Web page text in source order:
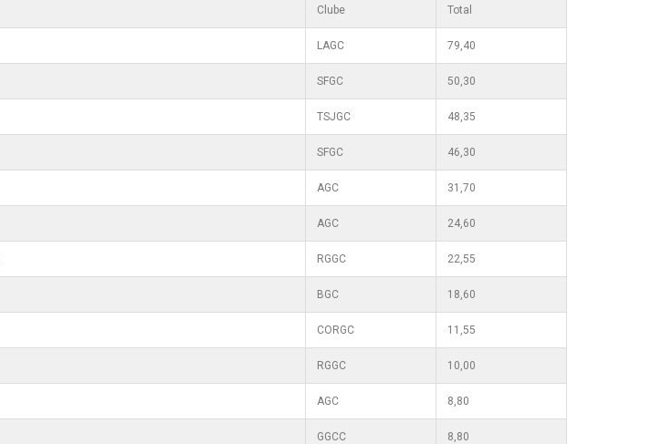
Clube Total
LAGC 79,40
SFGC 50,30
TSJGC 48,35
SFGC 46,30
AGC 31,70
AGC 24,60
RGGC 22,55
BGC 18,60
CORGC 11,55
RGGC 10,00
AGC 8,80
GGCC 8,80